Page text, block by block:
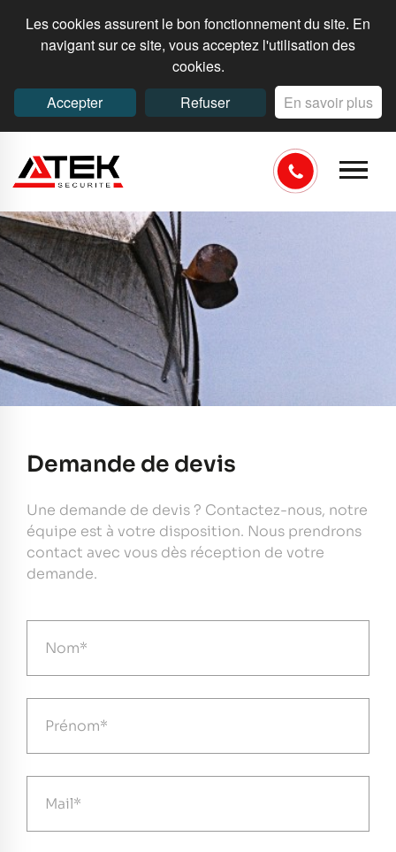
Les cookies assurent le bon fonctionnement du site. En
navigant sur ce site, vous acceptez l'utilisation des
cookies.
Accepter
Refuser En savoir plus
Demande de devis
Une demande de devis ? Contactez-nous, notre
équipe est à votre disposition. Nous prendrons
contact avec vous dès réception de votre
demande.